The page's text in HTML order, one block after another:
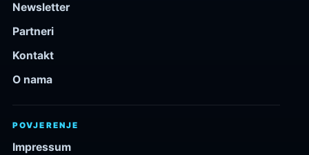
Newsletter
Partneri
Kontakt
O nama
POVJERENJE
Impressum